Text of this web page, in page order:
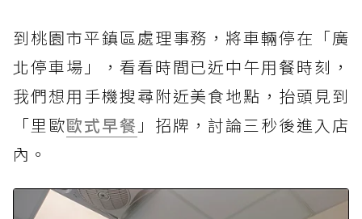
到桃園市平鎮區處理事務，將車輛停在「廣
北停車場」，看看時間已近中午用餐時刻，
我們想用手機搜尋附近美食地點，抬頭見到
「里歐歐式早餐 」招牌，討論三秒後進入店
內。